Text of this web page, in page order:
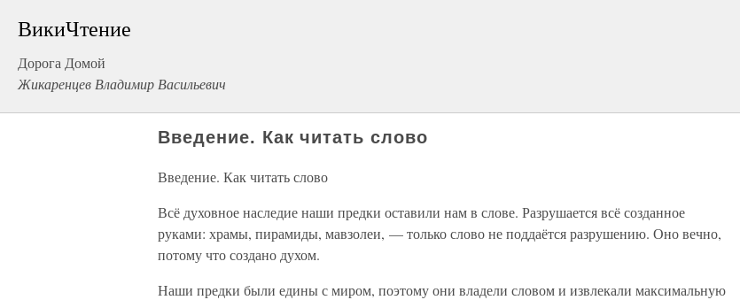
ВикиЧтение
Дорога Домой
Жикаренцев Владимир Васильевич
Введение. Как читать слово
Введение. Как читать слово
Всё духовное наследие наши предки оставили нам в слове. Разрушается всё созданное
руками: храмы, пирамиды, мавзолеи, — только слово не поддаётся разрушению. Оно вечно,
потому что создано духом.
Наши предки были едины с миром, поэтому они владели словом и извлекали максимальную